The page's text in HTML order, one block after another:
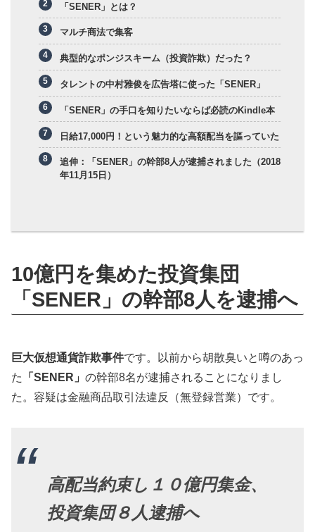
「SENER」とは？
マルチ商法で集客
典型的なポンジスキーム（投資詐欺）だった？
タレントの中村雅俊を広告塔に使った「SENER」
「SENER」の手口を知りたいならば必読のKindle本
日給17,000円！という魅力的な高額配当を謳っていた
追伸：「SENER」の幹部8人が逮捕されました（2018
年11月15日）
10億円を集めた投資集団
「SENER」の幹部8人を逮捕へ
巨大仮想通貨詐欺事件です。以前から胡散臭いと噂のあっ
た
「SENER」 の幹部8名が逮捕されることになりまし
た。容疑は金融商品取引法違反（無登録営業）です。
高配当約束し１０億円集金、
投資集団８人逮捕へ